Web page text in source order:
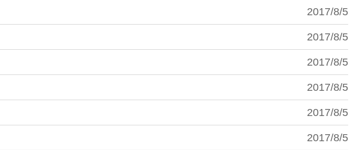
2017/8/5
2017/8/5
2017/8/5
2017/8/5
2017/8/5
2017/8/5